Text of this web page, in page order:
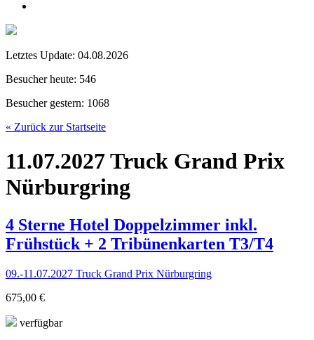
Letztes Update: 04.08.2026
Besucher heute: 546
Besucher gestern: 1068
« Zurück zur Startseite
11.07.2027 Truck Grand Prix
Nürburgring
4 Sterne Hotel Doppelzimmer inkl.
Frühstück + 2 Tribünenkarten T3/T4
09.-11.07.2027 Truck Grand Prix Nürburgring
675,00 €
verfügbar